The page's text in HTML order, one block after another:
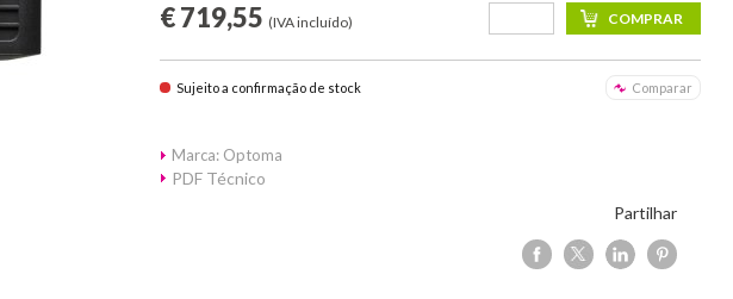
€ 719,55 (IVA incluído)
Sujeito a confirmação de stock Comparar
Marca: Optoma
PDF Técnico
Partilhar